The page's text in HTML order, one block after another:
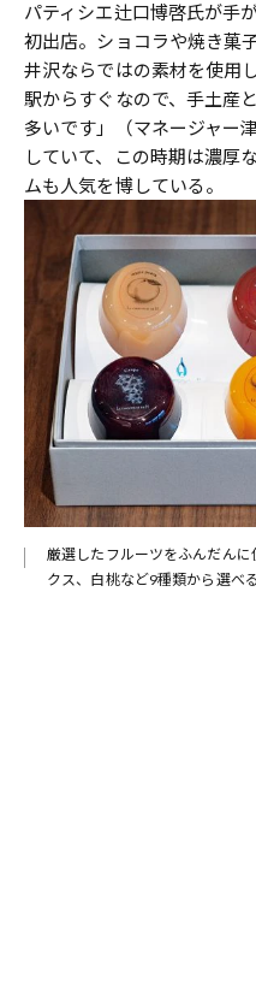
パティシエ辻口博啓氏が手
初出店。ショコラや焼き菓
井沢ならではの素材を使用
駅からすぐなので、手土産
多いです」（マネージャー
していて、この時期は濃厚
ムも人気を博している。
厳選したフルーツをふんだん
クス、白桃など9種類から選べる